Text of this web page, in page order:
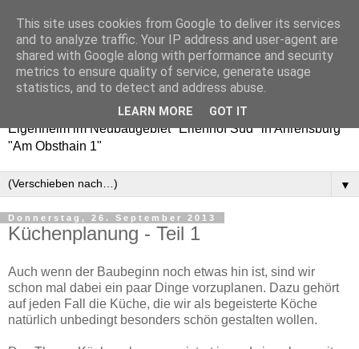
Erlenhof 38 - Auf nach
Ahrensburg!
Baublog / Bautagebuch über den Weg zu unserem
Eigenheim im Neubaugebiet "Erlenhof Süd" in Ahrensburg
"Am Obsthain 1"
▼
Donnerstag, 26. September 2013
Küchenplanung - Teil 1
Auch wenn der Baubeginn noch etwas hin ist, sind wir
schon mal dabei ein paar Dinge vorzuplanen. Dazu gehört
auf jeden Fall die Küche, die wir als begeisterte Köche
natürlich unbedingt besonders schön gestalten wollen.
This site uses cookies from Google to deliver its services
and to analyze traffic. Your IP address and user-agent are
shared with Google along with performance and security
metrics to ensure quality of service, generate usage
statistics, and to detect and address abuse.
LEARN MORE GOT IT